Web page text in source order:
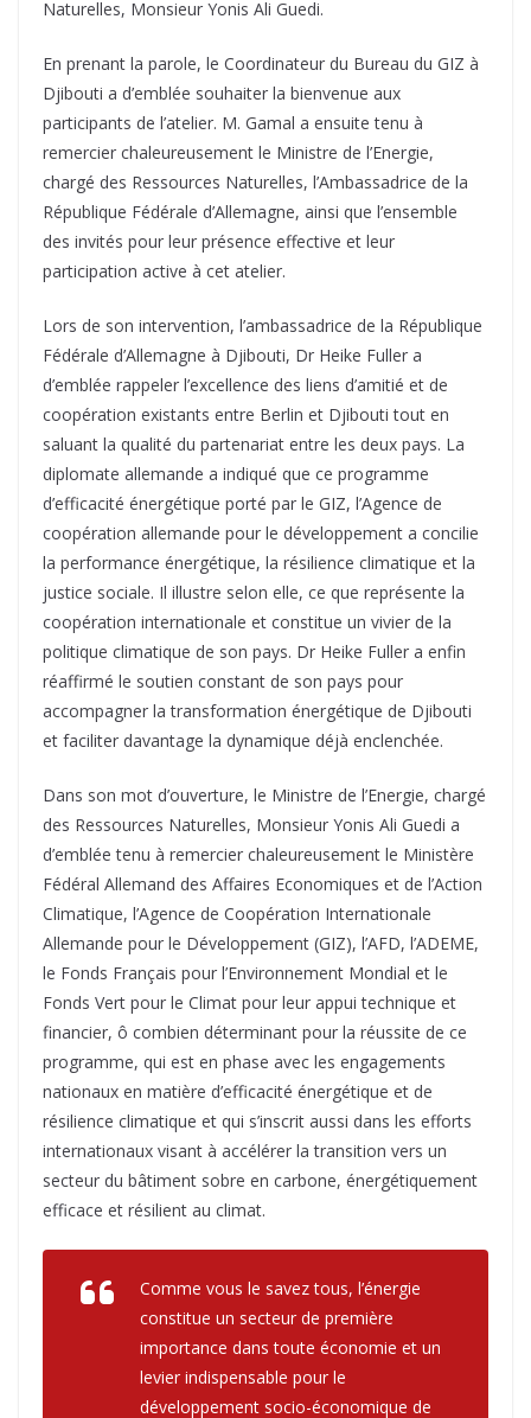
Naturelles, Monsieur Yonis Ali Guedi.
En prenant la parole, le Coordinateur du Bureau du GIZ à
Djibouti a d’emblée souhaiter la bienvenue aux
participants de l’atelier. M. Gamal a ensuite tenu à
remercier chaleureusement le Ministre de l’Energie,
chargé des Ressources Naturelles, l’Ambassadrice de la
République Fédérale d’Allemagne, ainsi que l’ensemble
des invités pour leur présence effective et leur
participation active à cet atelier.
Lors de son intervention, l’ambassadrice de la République
Fédérale d’Allemagne à Djibouti, Dr Heike Fuller a
d’emblée rappeler l’excellence des liens d’amitié et de
coopération existants entre Berlin et Djibouti tout en
saluant la qualité du partenariat entre les deux pays. La
diplomate allemande a indiqué que ce programme
d’efficacité énergétique porté par le GIZ, l’Agence de
coopération allemande pour le développement a concilie
la performance énergétique, la résilience climatique et la
justice sociale. Il illustre selon elle, ce que représente la
coopération internationale et constitue un vivier de la
politique climatique de son pays. Dr Heike Fuller a enfin
réaffirmé le soutien constant de son pays pour
accompagner la transformation énergétique de Djibouti
et faciliter davantage la dynamique déjà enclenchée.
Dans son mot d’ouverture, le Ministre de l’Energie, chargé
des Ressources Naturelles, Monsieur Yonis Ali Guedi a
d’emblée tenu à remercier chaleureusement le Ministère
Fédéral Allemand des Affaires Economiques et de l’Action
Climatique, l’Agence de Coopération Internationale
Allemande pour le Développement (GIZ), l’AFD, l’ADEME,
le Fonds Français pour l’Environnement Mondial et le
Fonds Vert pour le Climat pour leur appui technique et
financier, ô combien déterminant pour la réussite de ce
programme, qui est en phase avec les engagements
nationaux en matière d’efficacité énergétique et de
résilience climatique et qui s’inscrit aussi dans les efforts
internationaux visant à accélérer la transition vers un
secteur du bâtiment sobre en carbone, énergétiquement
efficace et résilient au climat.
Comme vous le savez tous, l’énergie
constitue un secteur de première
importance dans toute économie et un
levier indispensable pour le
développement socio-économique de